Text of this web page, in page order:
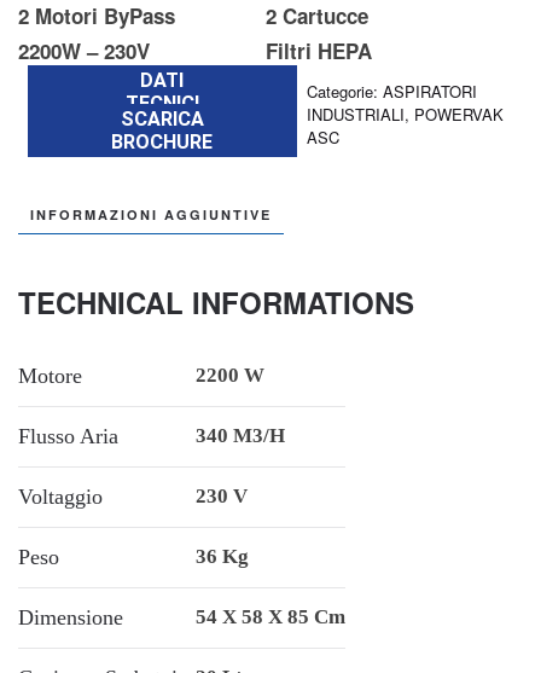
2 Motori ByPass
2200W – 230V
2 Cartucce
Filtri HEPA
DATI
TECNICI
SCARICA
BROCHURE
Categorie: ASPIRATORI
INDUSTRIALI, POWERVAK
ASC
INFORMAZIONI AGGIUNTIVE
TECHNICAL INFORMATIONS
Motore 2200 W
Flusso Aria 340 M3/h
Voltaggio 230 V
Peso 36 Kg
Dimensione 54 X 58 X 85 Cm